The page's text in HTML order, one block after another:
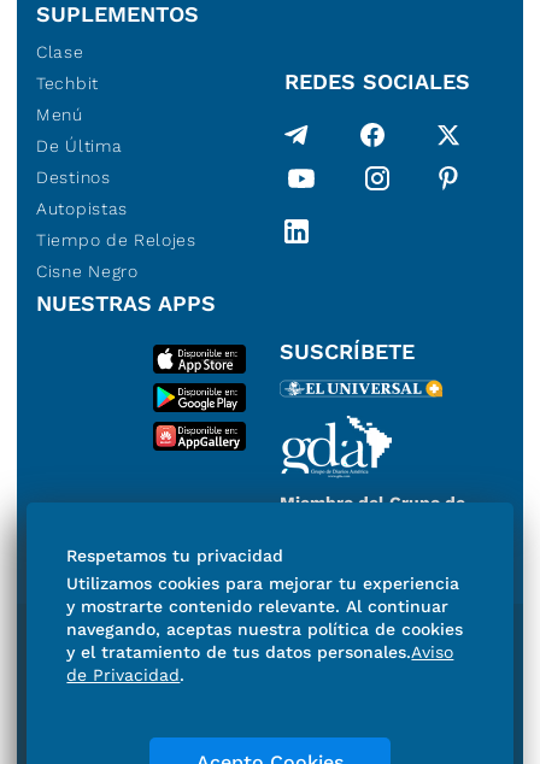
SUPLEMENTOS
Clase
Techbit
Menú
De Última
Destinos
Autopistas
Tiempo de Relojes
Cisne Negro
REDES SOCIALES
SUSCRÍBETE
Miembro del Grupo de
NUESTRAS APPS
Directorio
Consejo Editorial Consultivo
Código de ética
Violencia
Publicidad
Términos y condiciones
Contacto
Respetamos tu privacidad
Utilizamos cookies para mejorar tu experiencia
y mostrarte contenido relevante. Al continuar
navegando, aceptas nuestra política de cookies
y el tratamiento de tus datos personales.Aviso
de Privacidad.